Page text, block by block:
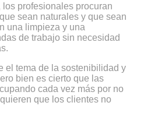
profesionales procuran
sean naturales y que sean
una limpieza y una
de trabajo sin necesidad
el tema de la sostenibilidad y
bien es cierto que las
cada vez más por no
que los clientes no